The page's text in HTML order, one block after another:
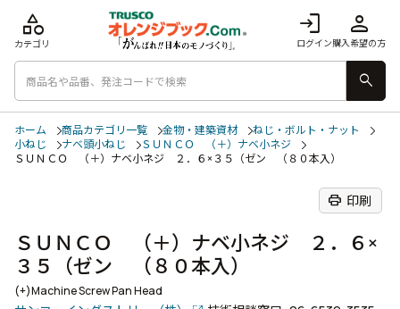
login
ログイン
person
購入希望の方
category
カテゴリ
search
ホーム 商品カテゴリ一覧 金物・建築資材
ねじ・ボルト・ナット
小ねじ
ナベ頭小ねじ
ＳＵＮＣＯ （＋）ナベ小ネジ
ＳＵＮＣＯ （＋）ナベ小ネジ ２．６×３５（ゼン （８０本入）
print 印刷
ＳＵＮＣＯ （＋）ナベ小ネジ ２．６×
３５（ゼン （８０本入）
(+)Machine Screw Pan Head